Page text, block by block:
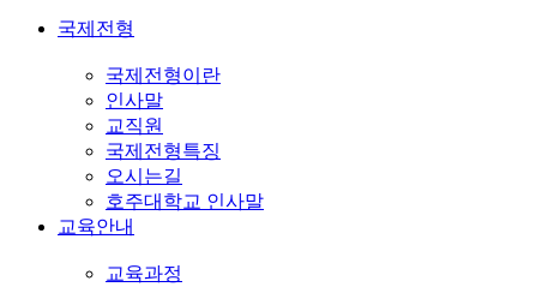
국제전형
국제전형이란
인사말
교직원
국제전형특징
오시는길
호주대학교 인사말
교육안내
교육과정